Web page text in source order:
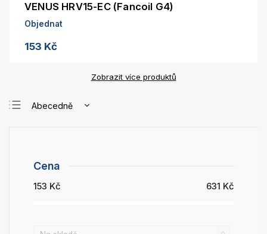
VENUS HRV15-EC (Fancoil G4)
Objednat
153 Kč
Zobrazit více produktů
Abecedně
Nejprodávanější
Cena
153 Kč 631 Kč